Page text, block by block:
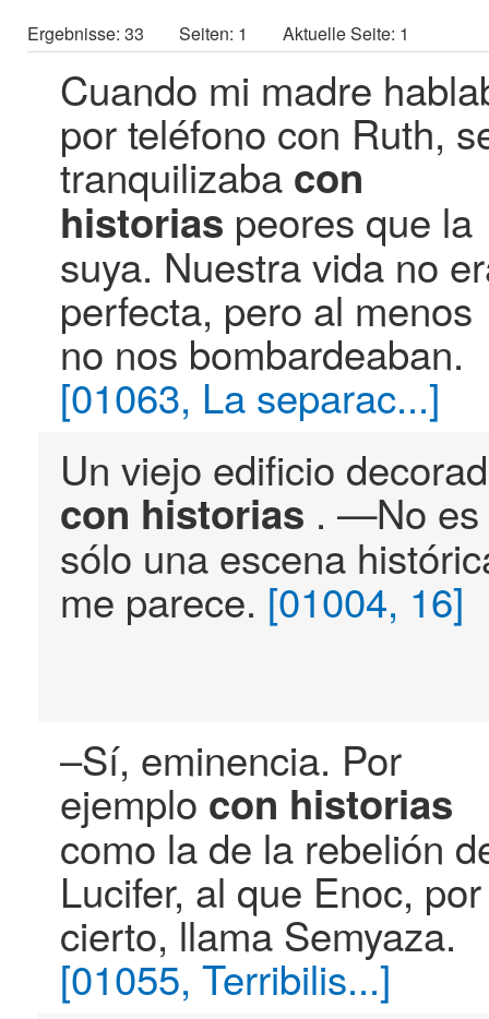
Ergebnisse: 33 Seiten: 1 Aktuelle Seite: 1
Cuando mi madre
por teléfono con Ruth,
tranquilizaba con
historias peores que la
suya. Nuestra vida no
perfecta, pero al menos
no nos bombardeaban.
[01063, La separac...]
Un viejo edificio
con historias . —No es
sólo una escena
me parece. [01004, 16]
–Sí, eminencia. Por
ejemplo con historias
como la de la rebelión
Lucifer, al que Enoc, por
cierto, llama Semyaza.
[01055, Terribilis...]